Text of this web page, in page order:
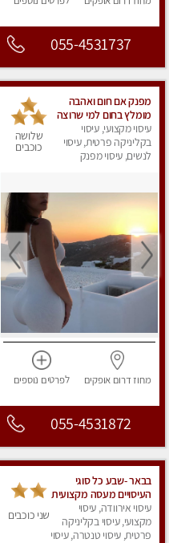
055-4531737
מפנק אם חום ואהבה
מומלץ בחום למי שרוצה
להירגע- מומלץ לחלוטין!
פרטי!
עיסוי מקצועי, עיסוי
בקליניקה פרטית, עיסוי
לנשים, עיסוי מפנק
שלושה
כוכבים
מחוז דרום אופקים לפרטים נוספים
055-4531872
בבאר -שבע כל סוגי
העיסויים מעסה מקצועית
ואיכותית באר-שבע
עיסוי אירוודה, עיסוי
מקצועי, עיסוי בקליניקה
פרטית, עיסוי טנטרה, עיסוי
שני כוכבים